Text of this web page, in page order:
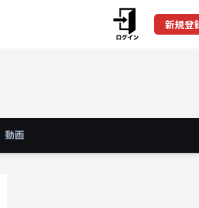
新規登
動画